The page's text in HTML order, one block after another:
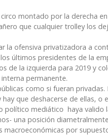
montado por la derecha
que cualquier trolley los
la ofensiva privatizadora a
últimos presidentes de la
de la izquierda para 2019 y
permanente.
como si fueran
que deshacerse de ellas,
político mediático haya valido
una posición
macroeconómicas por